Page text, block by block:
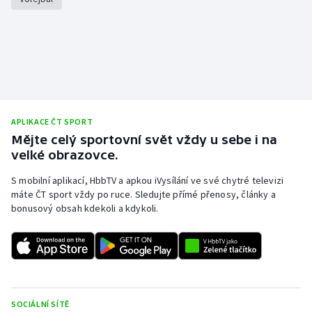
Volejbal
APLIKACE ČT SPORT
Mějte celý sportovní svět vždy u sebe i na
velké obrazovce.
S mobilní aplikací, HbbTV a apkou iVysílání ve své chytré televizi
máte ČT sport vždy po ruce. Sledujte přímé přenosy, články a
bonusový obsah kdekoli a kdykoli.
SOCIÁLNÍ SÍTĚ